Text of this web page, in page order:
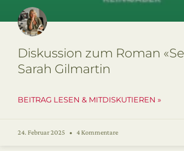
Diskussion zum Roman
Sarah Gilmartin
BEITRAG LESEN & MITDISKUTIEREN »
24. Februar 2025 4 Kommentare